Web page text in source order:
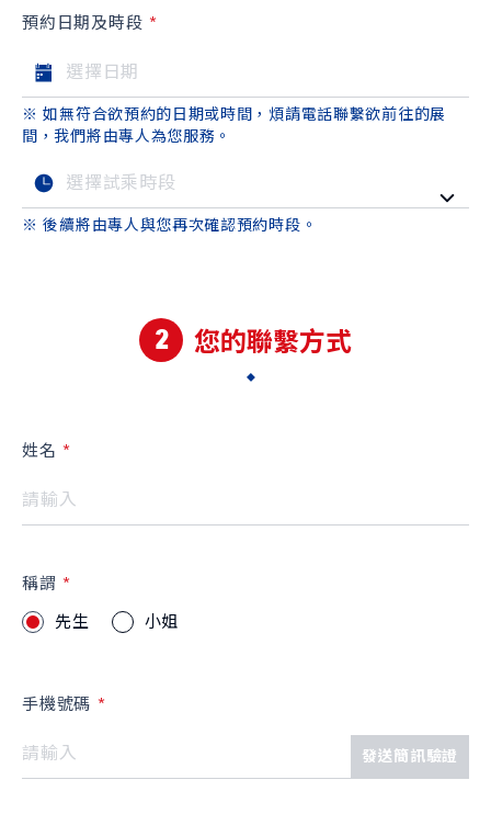
最新車訊
品牌新知
探索SUZUKI
車款特輯 研究開發
車主登入
預約日期及時段
※ 如無符合欲預約的日期或時間，煩請電話聯繫欲前往的展
間，我們將由專人為您服務。
※ 後續將由專人與您再次確認預約時段。
2 您的聯繫方式
姓名
稱謂
先生
小姐
手機號碼
發送簡訊驗證